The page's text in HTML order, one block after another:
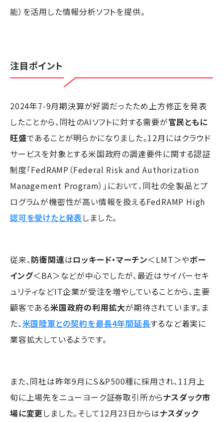
能）を活用した情報分析ソフトを提供。
注目ポイント
2024年7-9月期決算が好調だったため上方修正を発表
したことから、同社のAIソフトに対する需要が官民ともに
旺盛であることが明らかになりました。12月にはクラウド
サービスを対象とする米国政府の調達要件に関する認証
制度「FedRAMP（Federal Risk and Authorization
Management Program）」において、同社の全製品とプ
ログラムが機密性が高い情報を扱えるFedRAMP High
認可を受けたと発表しました。
従来、防衛関連はロッキード・マーチン＜LMT＞やボー
イング＜BA＞などが中心でしたが、最近はサイバーセキ
ュリティなどIT企業が受注を増やしていることから、主要
顧客である米国政府の利用拡大が期待されています。ま
た、米国陸軍との契約を最長4年間延長するなど着実に
業容拡大しているようです。
また、同社は昨年9月にS＆P500種に採用され、11月上
旬に上場先をニューヨーク証券取引所からナスダック市
場に変更しました。そして12月23日からはナスダック